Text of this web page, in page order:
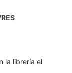
la librería el